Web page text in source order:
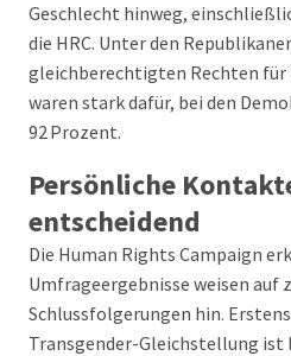
Geschlecht hinweg,
die HRC. Unter den
gleichberechtigten Rechten für
waren stark dafür, bei den
92 Prozent.
Persönliche
entscheidend
Die Human Rights Campaign
Umfrageergebnisse weisen auf
Schlussfolgerungen hin.
Transgender-Gleichstellung